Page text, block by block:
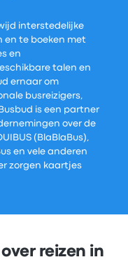
interstedelijke
en te boeken met
en
talen en
ernaar om
busreizigers,
is een partner
over de
(BlaBlaBus),
en vele anderen
zorgen kaartjes
reizen in